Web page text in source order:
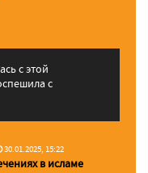
с этой
с
30.01.2025, 15:22
в исламе